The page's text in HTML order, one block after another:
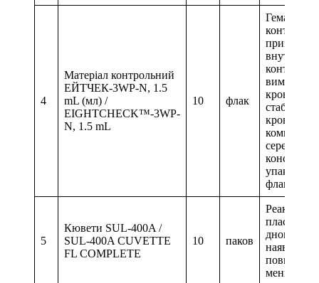
4
Матеріал контрольний
ЕЙТЧЕК-3WP-N, 1.5
mL (мл) /
EIGHTCHECK™-3WP-
N, 1.5 mL
10 флак
контролю
крові. До
кров’яні
упаковки
флакон.
5
Кювети SUL-400A /
SUL-400A CUVETTE
FL COMPLETE
10 паков
Реакційні
дном, на 1
наявними.
повинна
менше